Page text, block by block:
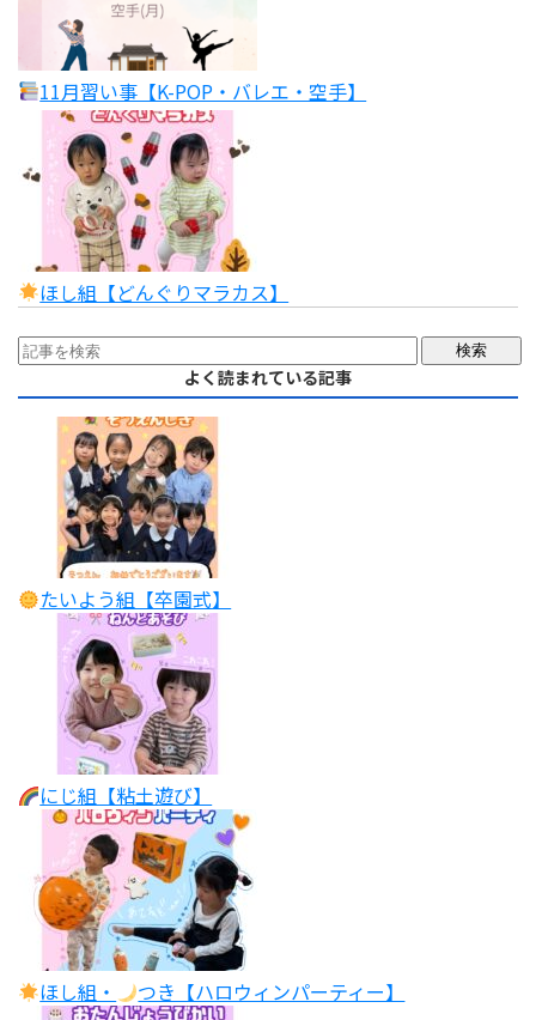
11月習い事【K-POP・バレエ・空手】
ほし組【どんぐりマラカス】
よく読まれている記事
たいよう組【卒園式】
にじ組【粘土遊び】
ほし組・ つき【ハロウィンパーティー】